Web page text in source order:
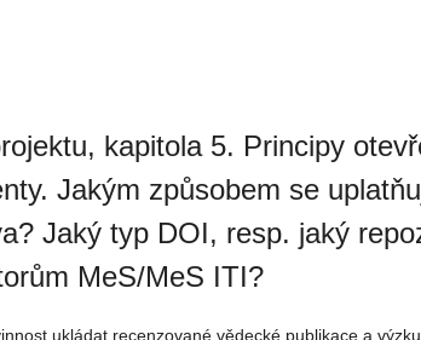
kapitola 5. Principy
Jakým způsobem se
Jaký typ DOI, resp. jaký
MeS/MeS ITI?
ukládat recenzované vědecké publikace a